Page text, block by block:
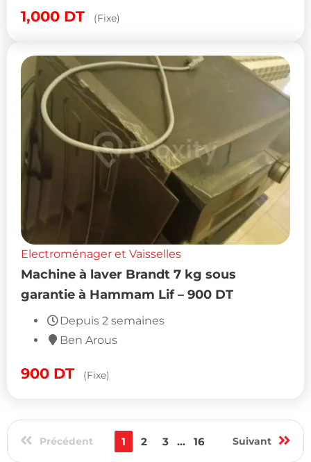
1,000 DT (Fixe)
Electroménager et Vaisselles
Machine à laver Brandt 7 kg sous
garantie à Hammam Lif – 900 DT
Depuis 2 semaines
Ben Arous
900 DT (Fixe)
Précédent 1 2 3 ... 16 Suivant